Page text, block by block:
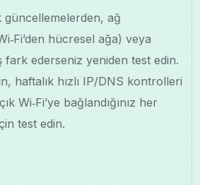
güncellemelerden, ağ
hücresel ağa) veya
fark ederseniz yeniden test edin.
haftalık hızlı IP/DNS kontrolleri
Wi‑Fi’ye bağlandığınız her
test edin.